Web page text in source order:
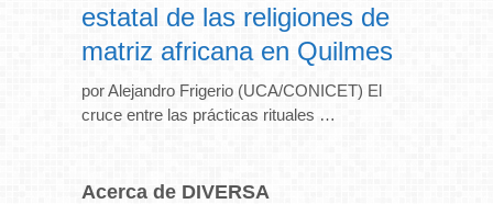
estatal de las religiones de
matriz africana en Quilmes
por Alejandro Frigerio (UCA/CONICET) El
cruce entre las prácticas rituales …
Acerca de DIVERSA